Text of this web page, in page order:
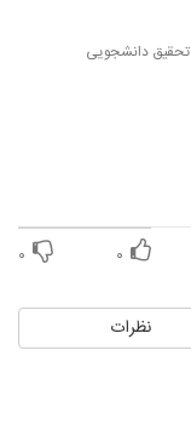
تحقیق دانشجویی
۰ ۰
نظرات